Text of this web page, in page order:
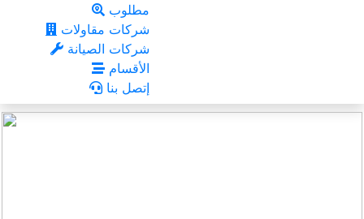
مطلوب
شركات مقاولات
شركات الصيانة
الأقسام
إتصل بنا